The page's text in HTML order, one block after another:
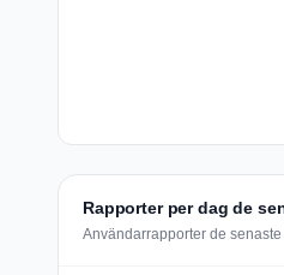
Rapporter per dag de
Användarrapporter de